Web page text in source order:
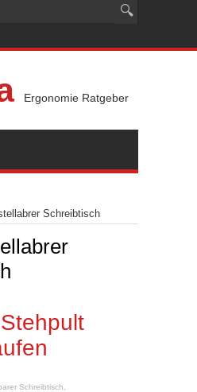
Ergonomie Ratgeber
Schreibtisch
Schreibtisch